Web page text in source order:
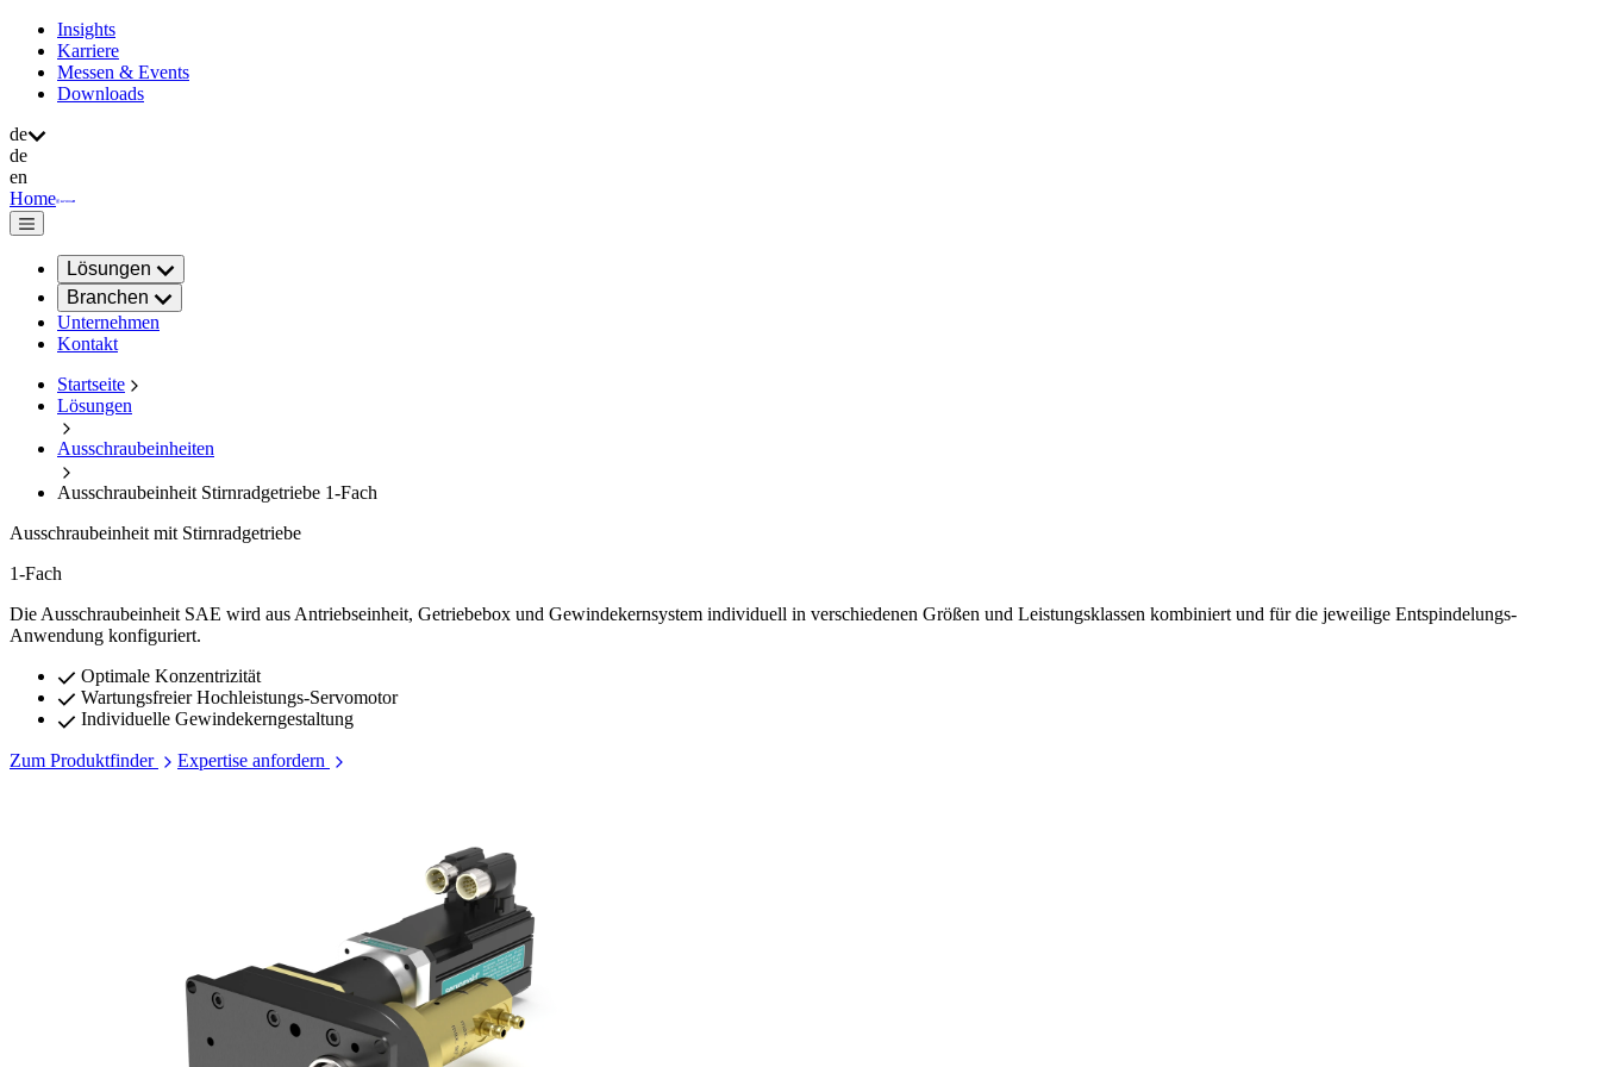
Insights
Karriere
Messen & Events
Downloads
de
de
en
Home
Lösungen
Branchen
Unternehmen
Kontakt
Startseite
Lösungen
Ausschraubeinheiten
Ausschraubeinheit Stirnradgetriebe 1-Fach
Ausschraubeinheit mit Stirnradgetriebe
1-Fach
Die Ausschraubeinheit SAE wird aus Antriebseinheit, Getriebebox und Gewindekernsystem individuell in verschiedenen Größen und Leistungsklassen kombiniert und für die jeweilige Entspindelungs-
Anwendung konfiguriert.
Optimale Konzentrizität
Wartungsfreier Hochleistungs-Servomotor
Individuelle Gewindekerngestaltung
Zum Produktfinder Expertise anfordern